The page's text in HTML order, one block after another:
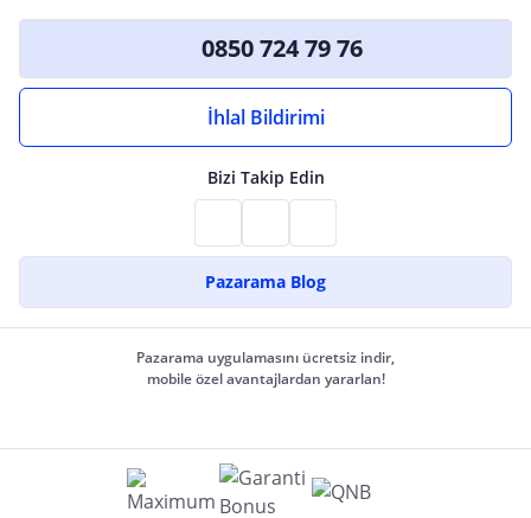
0850 724 79 76
İhlal Bildirimi
Bizi Takip Edin
Pazarama Blog
Pazarama uygulamasını ücretsiz indir,
mobile özel avantajlardan yararlan!